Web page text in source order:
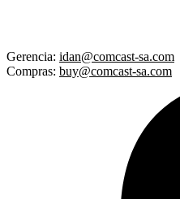
Gerencia: idan@comcast-sa.com
Compras: buy@comcast-sa.com